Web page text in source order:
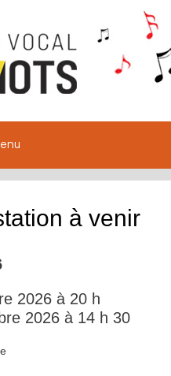
à venir
2026 à 20 h
2026 à 14 h 30